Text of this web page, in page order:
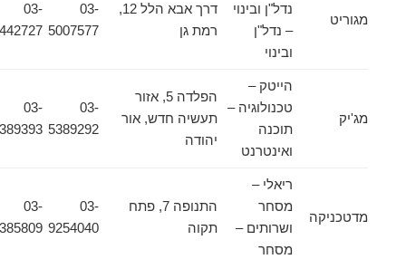
מגוריט
נדל"ן ובינוי
– נדל"ן
ובינוי
דרך אבא הלל 12,
רמת גן
03-
5007577
9442727
מג'יק
הייטק –
טכנולוגיה –
תוכנה
ואינטרנט
הפלדה 5, אזור
תעשיה חדש, אור
יהודה
5389292
5389393
מדטכניקה
ריאלי –
מסחר
ושרותים –
מסחר
התנופה 7, פתח
תקוה
9254040
9385809